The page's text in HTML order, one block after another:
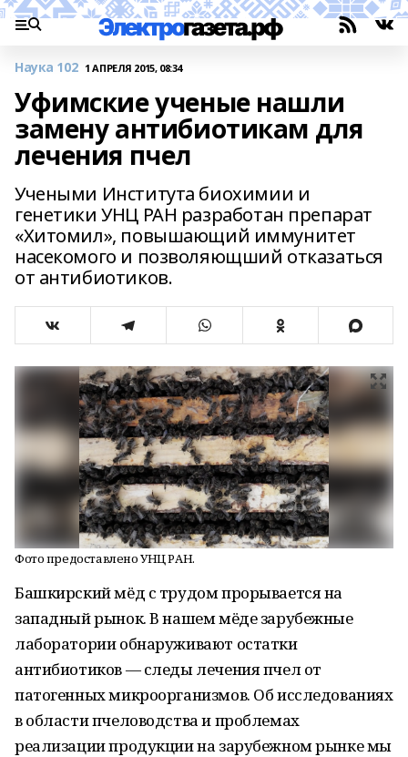
Наука 102 1 АПРЕЛЯ 2015, 08:34
Уфимские ученые нашли
замену антибиотикам для
лечения пчел
Учеными Института биохимии и
генетики УНЦ РАН разработан препарат
«Хитомил», повышающий иммунитет
насекомого и позволяющший отказаться
от антибиотиков.
Фото предоставлено УНЦ РАН.
Башкирский мёд с трудом прорывается на
западный рынок. В нашем мёде зарубежные
лаборатории обнаруживают остатки
антибиотиков — следы лечения пчел от
патогенных микроорганизмов. Об исследованиях
в области пчеловодства и проблемах
реализации продукции на зарубежном рынке мы